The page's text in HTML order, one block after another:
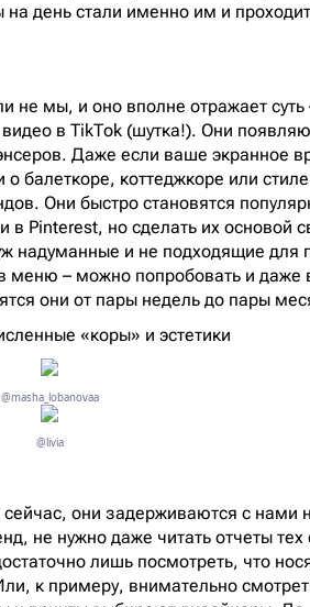
на день стали именно им и
не мы, и оно вполне отражает
в TikTok (шутка!). Они
Даже если ваше экранное
балеткоре, коттеджкоре или
Они быстро становятся
в Pinterest, но сделать их основой
надуманные и не подходящие для
меню – можно попробовать и
они от пары недель до пары
«коры» и эстетики
@masha_lobanovaa
@livia
сейчас, они задерживаются с нами
не нужно даже читать отчеты
лишь посмотреть, что
к примеру, внимательно